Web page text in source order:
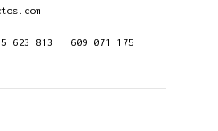
623 813 - 609 071 175